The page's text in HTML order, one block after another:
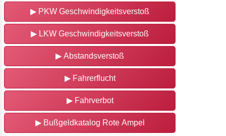
▶ PKW Geschwindigkeitsverstoß
▶ LKW Geschwindigkeitsverstoß
▶ Abstandsverstoß
▶Fahrerflucht
▶Fahrverbot
▶Bußgeldkatalog Rote Ampel